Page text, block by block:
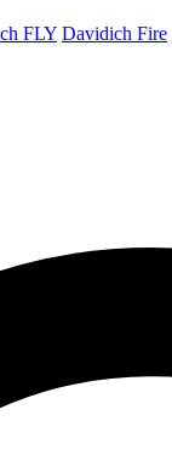
FLY Davidich Fire